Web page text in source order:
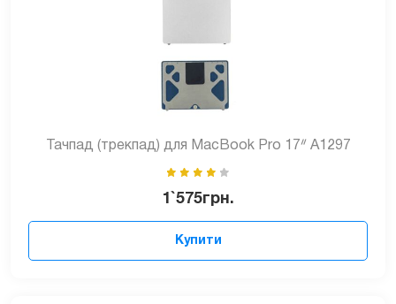
Тачпад (трекпад) для MacBook Pro 17ᐥ A1297
1`575грн.
Купити